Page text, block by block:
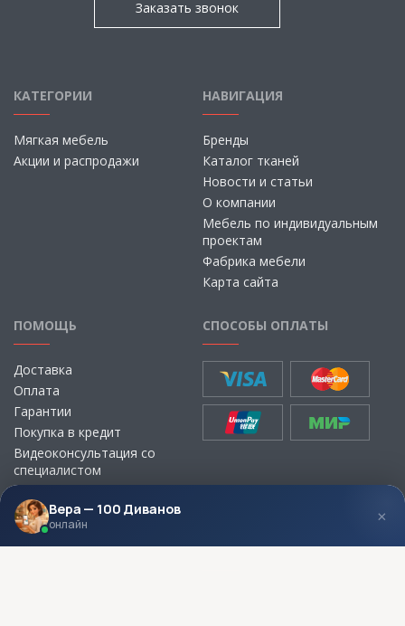
Заказать звонок
КАТЕГОРИИ
Мягкая мебель
Акции и распродажи
НАВИГАЦИЯ
Бренды
Каталог тканей
Новости и статьи
О компании
Мебель по индивидуальным
проектам
Фабрика мебели
Карта сайта
ПОМОЩЬ
Доставка
Оплата
Гарантии
Покупка в кредит
Видеоконсультация со
специалистом
Выбор ткани для мебели без
визита в магазин
СПОСОБЫ ОПЛАТЫ
МЫ В СОЦСЕТЯХ КОНТАКТЫ
Вера — 100 Диванов
онлайн ×